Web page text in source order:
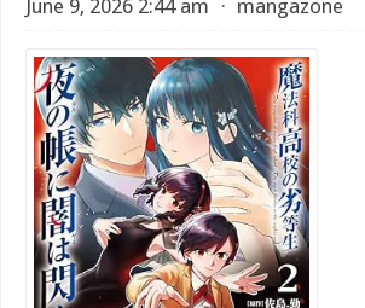
June 9, 2026 2:44 am ⋅ mangazone